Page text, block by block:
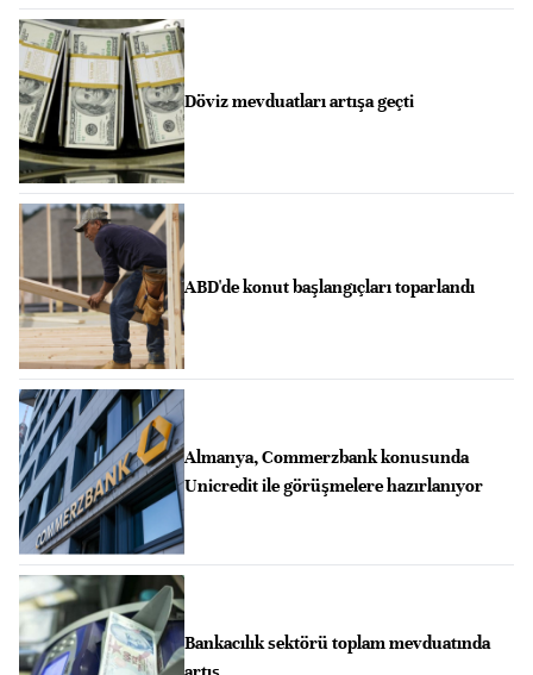
Döviz mevduatları artışa geçti
ABD'de konut başlangıçları toparlandı
Almanya, Commerzbank konusunda
Unicredit ile görüşmelere hazırlanıyor
Bankacılık sektörü toplam mevduatında